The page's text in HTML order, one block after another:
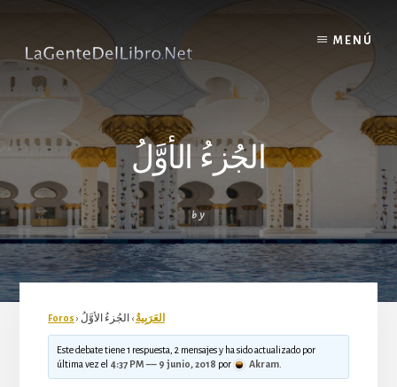
content
MENÚ
الجُزءُ الأوَّلُ
by
Foros › العَرَبِيةُ › الجُزءُ الأوَّلُ
Este debate tiene 1 respuesta, 2 mensajes y ha sido actualizado por
última vez el 4:37 PM –– 9 junio, 2018 por Akram.